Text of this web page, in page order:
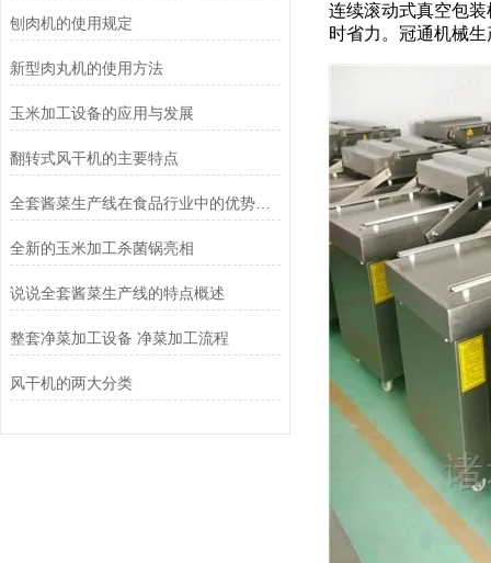
刨肉机的使用规定
新型肉丸机的使用方法
玉米加工设备的应用与发展
翻转式风干机的主要特点
全套酱菜生产线在食品行业中的优势和应用前景
全新的玉米加工杀菌锅亮相
说说全套酱菜生产线的特点概述
整套净菜加工设备 净菜加工流程
风干机的两大分类
连续滚动式真空包
时省力。冠通机械